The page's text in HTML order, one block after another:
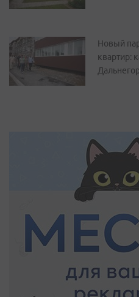
Новый
квартир: